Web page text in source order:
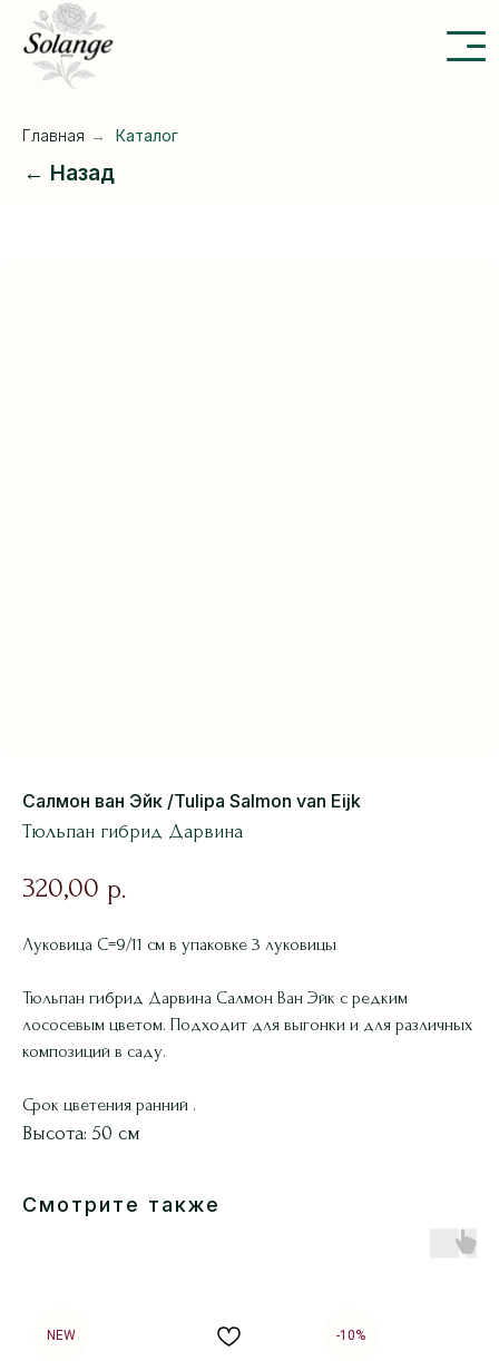
Главная → Каталог
← Назад
Салмон ван Эйк /Tulipa Salmon van Eijk
Тюльпан гибрид Дарвина
320,00 р.
Луковица С=9/11 см в упаковке 3 луковицы
Тюльпан гибрид Дарвина Салмон Ван Эйк с редким
лососевым цветом. Подходит для выгонки и для различных
композиций в саду.
Срок цветения ранний .
Высота: 50 см
Смотрите также
NEW -10%